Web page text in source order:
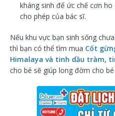
kháng sinh để ức chế cơn
cho phép của bác sĩ.
Nếu khu vực bạn sinh sống
thì bạn có thể tìm mua Cốt
Himalaya và tinh dầu tràm,
cho bé sẽ giúp long đờm cho